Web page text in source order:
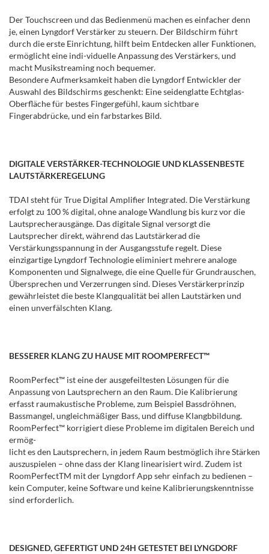
Der Touchscreen und das Bedienmenü machen es einfacher denn
je, einen Lyngdorf Verstärker zu steuern. Der Bildschirm führt
durch die erste Einrichtung, hilft beim Entdecken aller Funktionen,
ermöglicht eine indi-viduelle Anpassung des Verstärkers, und
macht Musikstreaming noch bequemer.
Besondere Aufmerksamkeit haben die Lyngdorf Entwickler der
Auswahl des Bildschirms geschenkt: Eine seidenglatte Echtglas-
Oberfläche für bestes Fingergefühl, kaum sichtbare
Fingerabdrücke, und ein farbstarkes Bild.
DIGITALE VERSTÄRKER-TECHNOLOGIE UND KLASSENBESTE
LAUTSTÄRKEREGELUNG
TDAI steht für True Digital Amplifier Integrated. Die Verstärkung
erfolgt zu 100 % digital, ohne analoge Wandlung bis kurz vor die
Lautsprecherausgänge. Das digitale Signal versorgt die
Lautsprecher direkt, während das Lautstärkerad die
Verstärkungsspannung in der Ausgangsstufe regelt. Diese
einzigartige Lyngdorf Technologie eliminiert mehrere analoge
Komponenten und Signalwege, die eine Quelle für Grundrauschen,
Übersprechen und Verzerrungen sind. Dieses Verstärkerprinzip
gewährleistet die beste Klangqualität bei allen Lautstärken und
einen unverfälschten Klang.
BESSERER KLANG ZU HAUSE MIT ROOMPERFECT™
RoomPerfect™ ist eine der ausgefeiltesten Lösungen für die
Anpassung von Lautsprechern an den Raum. Die Kalibrierung
erfasst raumakustische Probleme, zum Beispiel Bassdröhnen,
Bassmangel, ungleichmäßiger Bass, und diffuse Klangbbildung.
RoomPerfect™ korrigiert diese Probleme im digitalen Bereich und
ermög-
licht es den Lautsprechern, in jedem Raum bestmöglich ihre Stärken
auszuspielen – ohne dass der Klang linearisiert wird. Zudem ist
RoomPerfectTM mit der Lyngdorf App sehr einfach zu bedienen –
kein Computer, keine Software und keine Kalibrierungskenntnisse
sind erforderlich.
DESIGNED, GEFERTIGT UND 24H GETESTET BEI LYNGDORF